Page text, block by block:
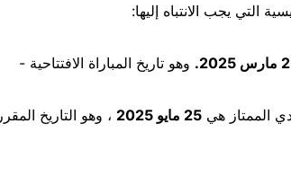
التي يجب الانتباه إليها:
وهو تاريخ المباراة الافتتاحية -
الممتاز هي 25 مايو 2025
، وهو التاريخ المقرر